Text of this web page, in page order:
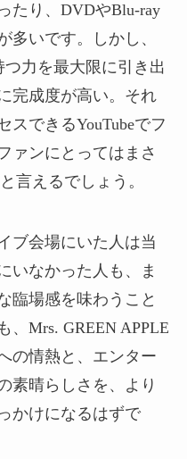
たり、DVDやBlu-ray
多いです。しかし、
力を最大限に引き出
完成度が高い。それ
スできるYouTubeでフ
ァンにとってはまさ
言えるでしょう。
ブ会場にいた人は当
いなかった人も、ま
臨場感を味わうこと
、Mrs. GREEN APPLE
の情熱と、エンター
素晴らしさを、より
かけになるはずで